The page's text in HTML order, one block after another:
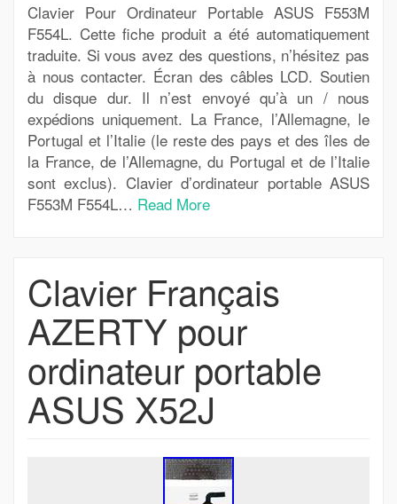
Clavier Pour Ordinateur Portable ASUS F553M
F554L. Cette fiche produit a été automatiquement
traduite. Si vous avez des questions, n’hésitez pas
à nous contacter. Écran des câbles LCD. Soutien
du disque dur. Il n’est envoyé qu’à un / nous
expédions uniquement. La France, l’Allemagne, le
Portugal et l’Italie (le reste des pays et des îles de
la France, de l’Allemagne, du Portugal et de l’Italie
sont exclus). Clavier d’ordinateur portable ASUS
F553M F554L… Read More
Clavier Français
AZERTY pour
ordinateur portable
ASUS X52J